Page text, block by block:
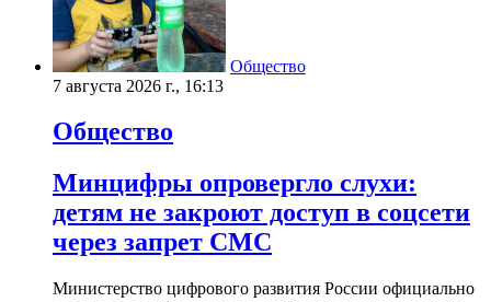
Общество
7 августа 2026 г., 16:13
Общество
Минцифры опровергло слухи:
детям не закроют доступ в соцсети
через запрет СМС
Министерство цифрового развития России официально